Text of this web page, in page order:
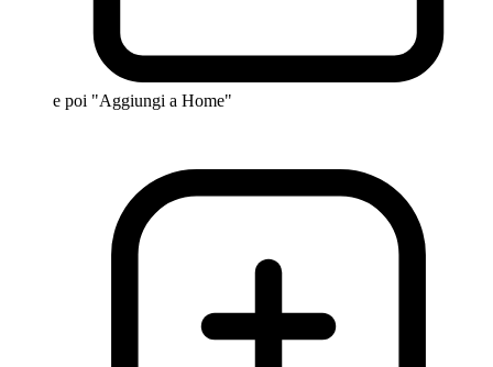
e poi "Aggiungi a Home"